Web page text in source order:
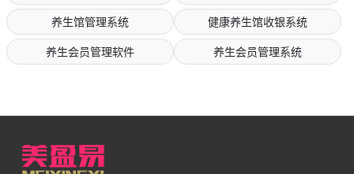
养生馆管理系统
健康养生馆收银系统
养生会员管理软件
养生会员管理系统